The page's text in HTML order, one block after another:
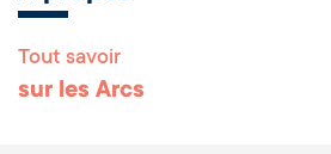
Tout savoir
sur les Arcs